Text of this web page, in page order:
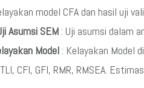
model CFA dan hasil uji
Asumsi SEM : Uji asumsi dalam
Model : Kelayakan Model
CFI, GFI, RMR, RMSEA.